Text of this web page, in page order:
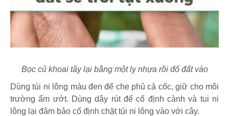
Bọc củ khoai tây lại bằng một ly nhựa rồi đổ đất vào
Dùng túi ni lông màu đen để che phủ cả cốc, giữ cho môi
trường ẩm ướt. Dùng dây rút để cố định cành và tui ni
lông lại đảm bảo cố định chặt túi ni lông vào với cây.